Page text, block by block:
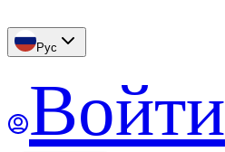
Рус
Войти